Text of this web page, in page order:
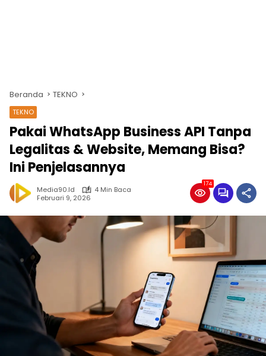
Beranda TEKNO
TEKNO
Pakai WhatsApp Business API Tanpa
Legalitas & Website, Memang Bisa?
Ini Penjelasannya
Media90.id
4 Min Baca
Februari 9, 2026
174